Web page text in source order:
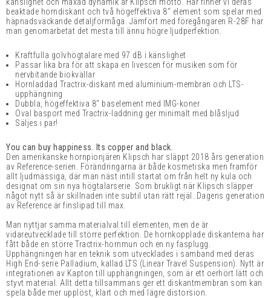
beaktade horndiskant och två högeffektiva 8" element som spelar med
häpnadsväckande detaljförmåga. Jämfört med föregångaren R-28F har
man genomarbetat det mesta till ännu högre ljudperfektion.
Kraftfulla golvhögtalare med 97 dB i känslighet
Passar lika bra för att skapa en livescen för musiken som för
nervbitande biokvällar
Hornladdad Tractrix-diskant med aluminium-membran och LTS-
upphängning
Dubbla, högeffektiva 8" baselement med IMG-koner
Oval basport med Tractrix-laddning ger minimalt med blåsljud
Säljes i par!
You can buy happiness. Its copper and black.
Den amerikanske hornpionjären Klipsch har släppt 2018 års generation
av Reference-serien. Förändringarna är både kosmetiska men framför
allt ljudmässiga, där man näst intill startat om från helt ny kula och
designat om sin nya högtalarserie. Som brukligt när Klipsch släpper
något nytt så är skillnaden inte subtil utan rätt rejäl. Dagens generation
av Reference är finslipad till max.
Man nyttjar samma materialval till elementen, men de är
vidareutvecklade till större perfektion. De hornkopplade diskanterna har
fått både en större Tractrix-hornmun och en ny fasplugg.
Upphängningen har en teknik som utvecklades i samband med deras
High End-serie Palladium, kallad LTS (Linear Travel Suspension). Nytt är
integrationen av Kapton till upphängningen, som är ett oerhört lätt och
styvt material. Allt detta tillsammans ger ett diskantmembran som kan
spela både mer upplöst, klart och med lägre distorsion.